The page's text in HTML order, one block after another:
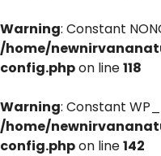
Warning: Constant
/home/
config.phpon line118
Warning: Constant
/home/
config.phpon line142